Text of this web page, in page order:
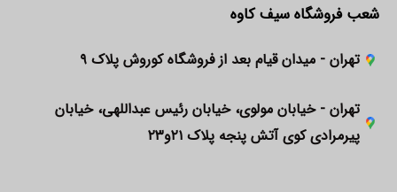
شعب فروشگاه سیف کاوه
تهران - میدان قیام بعد از فروشگاه کوروش پلاک ۹
تهران - خیابان مولوی، خیابان رئیس عبداللهی، خیابان
پیرمرادی کوی آتش پنجه پلاک ۲۱و۲۳